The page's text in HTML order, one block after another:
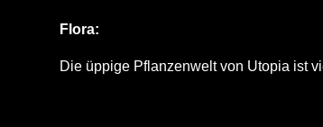
Flora:
Die üppige Pflanzenwelt von Utopia ist